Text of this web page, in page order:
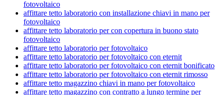
fotovoltaico
affittare tetto laboratorio con installazione chiavi in mano per
fotovoltaico
affittare tetto laboratorio per con copertura in buono stato
fotovoltaico
affittare tetto laboratorio per fotovoltaico
affittare tetto laboratorio per fotovoltaico con eternit
affittare tetto laboratorio per fotovoltaico con eternit bonificato
affittare tetto laboratorio per fotovoltaico con eternit rimosso
affittare tetto magazzino chiavi in mano per fotovoltaico
affittare tetto magazzino con contratto a lungo termine per